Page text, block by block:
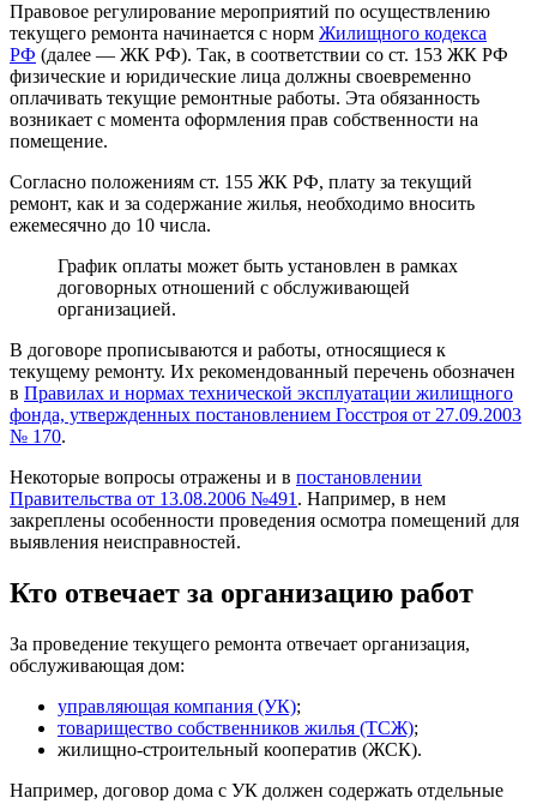
Правовое регулирование мероприятий по осуществлению
текущего ремонта начинается с норм Жилищного кодекса
РФ (далее — ЖК РФ). Так, в соответствии со ст. 153 ЖК РФ
физические и юридические лица должны своевременно
оплачивать текущие ремонтные работы. Эта обязанность
возникает с момента оформления прав собственности на
помещение.
Согласно положениям ст. 155 ЖК РФ, плату за текущий
ремонт, как и за содержание жилья, необходимо вносить
ежемесячно до 10 числа.
График оплаты может быть установлен в рамках
договорных отношений с обслуживающей
организацией.
В договоре прописываются и работы, относящиеся к
текущему ремонту. Их рекомендованный перечень обозначен
в Правилах и нормах технической эксплуатации жилищного
фонда, утвержденных постановлением Госстроя от 27.09.2003
№ 170.
Некоторые вопросы отражены и в постановлении
Правительства от 13.08.2006 №491 . Например, в нем
закреплены особенности проведения осмотра помещений для
выявления неисправностей.
Кто отвечает за организацию работ
За проведение текущего ремонта отвечает организация,
обслуживающая дом:
управляющая компания (УК);
товарищество собственников жилья (ТСЖ);
жилищно-строительный кооператив (ЖСК).
Например, договор дома с УК должен содержать отдельные